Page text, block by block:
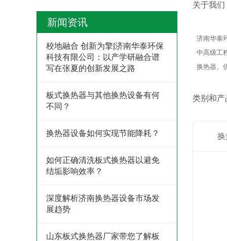
新闻资讯
校地融合 创新为擎|济南华泰环保
科技有限公司：以产学研融合谱
写在张夏的创新发展之路
板式换热器与其他换热设备有何
不同？
换热器设备如何实现节能降耗？
如何正确清洗板式换热器以避免
结垢影响效率？
深度解析济南换热器设备市场发
展趋势
山东板式换热器厂家带您了解板
关于我们
济南华泰
中高级工
换热器、
类别和产
换